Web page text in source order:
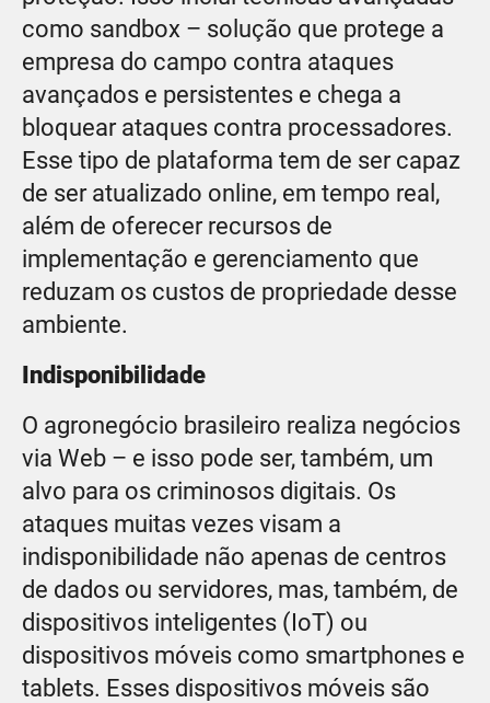
como sandbox – solução que protege a
empresa do campo contra ataques
avançados e persistentes e chega a
bloquear ataques contra processadores.
Esse tipo de plataforma tem de ser capaz
de ser atualizado online, em tempo real,
além de oferecer recursos de
implementação e gerenciamento que
reduzam os custos de propriedade desse
ambiente.
Indisponibilidade
O agronegócio brasileiro realiza negócios
via Web – e isso pode ser, também, um
alvo para os criminosos digitais. Os
ataques muitas vezes visam a
indisponibilidade não apenas de centros
de dados ou servidores, mas, também, de
dispositivos inteligentes (IoT) ou
dispositivos móveis como smartphones e
tablets. Esses dispositivos móveis são